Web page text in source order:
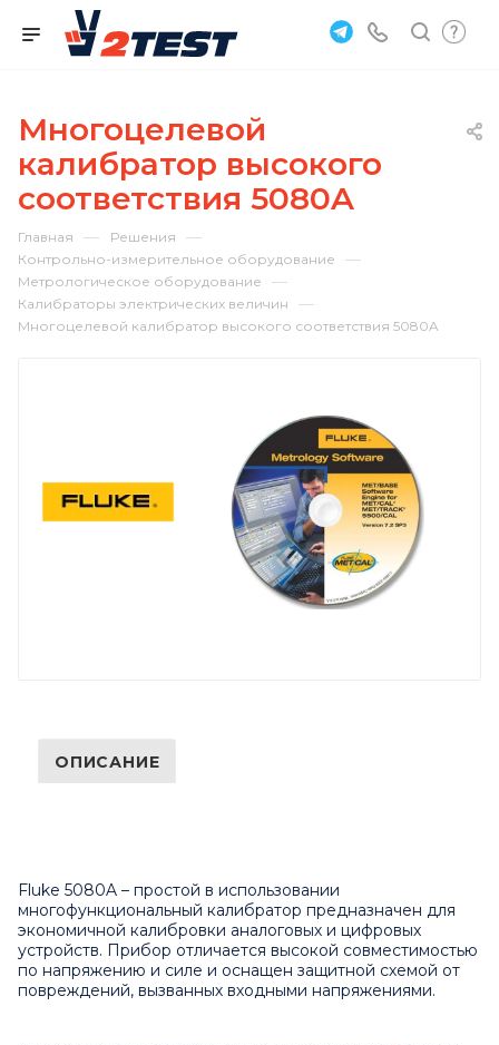
Многоцелевой
калибратор высокого
соответствия 5080A
Главная — Решения —
Контрольно-измерительное оборудование —
Метрологическое оборудование —
Калибраторы электрических величин —
Многоцелевой калибратор высокого соответствия 5080A
ОПИСАНИЕ
Fluke 5080A – простой в использовании
многофункциональный калибратор предназначен для
экономичной калибровки аналоговых и цифровых
устройств. Прибор отличается высокой совместимостью
по напряжению и силе и оснащен защитной схемой от
повреждений, вызванных входными напряжениями.